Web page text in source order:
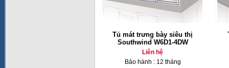
Tủ mát trưng bày siêu thị
Southwind W6D1-4DW
Liên hệ
Bảo hành : 12 tháng